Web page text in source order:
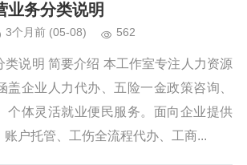
业务分类说明
3个月前 (05-08) 562
类说明 简要介绍 本工作室专注人力资源
盖企业人力代办、五险一金政策咨询、
个体灵活就业便民服务。面向企业提供
户托管、工伤全流程代办、工商...